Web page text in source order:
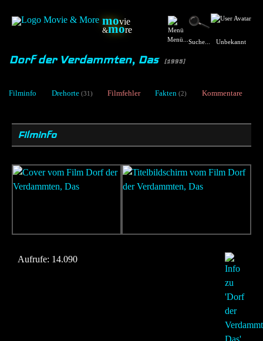
movie
&more
Menü... Suche... Unbekannt
Dorf der Verdammten, Das [1995]
Filminfo Drehorte (31) Filmfehler Fakten (2) Kommentare
Filminfo
Aufrufe: 14.090